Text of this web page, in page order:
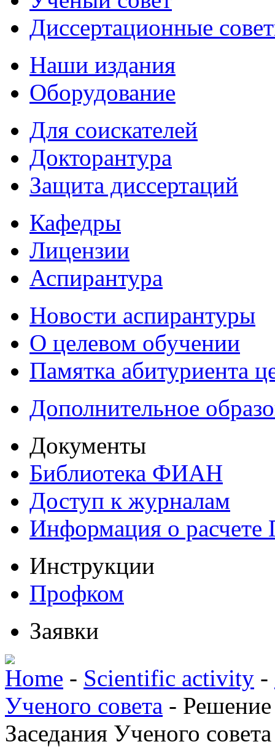
Диссертационные
Наши издания
Оборудование
Для соискателей
Докторантура
Защита диссертаций
Кафедры
Лицензии
Аспирантура
Новости аспирантуры
О целевом обучении
Памятка абитуриента
Дополнительное
Документы
Библиотека ФИАН
Доступ к журналам
Информация о
Инструкции
Профком
Заявки
Home - Scientific activity -
Ученого совета - Решение
Заседания Ученого